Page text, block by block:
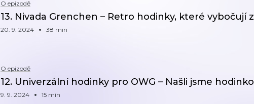
O epizodě
13. Nivada Grenchen – Retro hodinky, které vybočují
20. 9. 2024 38 min
O epizodě
12. Univerzální hodinky pro OWG – Našli jsme
9. 9. 2024 15 min